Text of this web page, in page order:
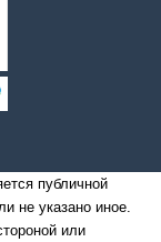
публичной
не указано иное.
или